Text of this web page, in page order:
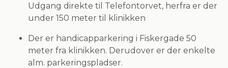
Udgang direkte til Telefontorvet, herfra er der
under 150 meter til klinikken
Der er handicapparkering i Fiskergade 50
meter fra klinikken. Derudover er der enkelte
alm. parkeringspladser.